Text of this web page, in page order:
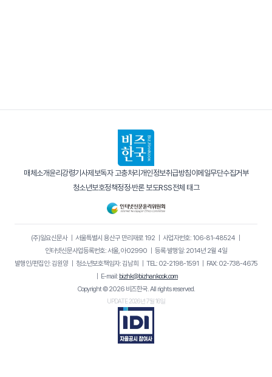
매체소개윤리강령기사제보독자 고충처리 개인정보취급방침이메일무단수집거부
청소년보호정책정정·반론 보도RSS전체 태그
(주)일요신문사｜ 서울특별시 용산구 만리재로 192｜ 사업자번호: 106-81-48524｜
인터넷신문사업등록번호: 서울, 아02990 ｜ 등록·발행일: 2014년 2월 4일
발행인/편집인: 김원양｜ 청소년보호책임자: 김남희 ｜ TEL: 02-2198-1591 ｜ FAX: 02-738-4675
｜ E-mail: bizhk@bizhankook.com
Copyright © 2026 비즈한국. All rights reserved.
UPDATE 2026년 7월 16일